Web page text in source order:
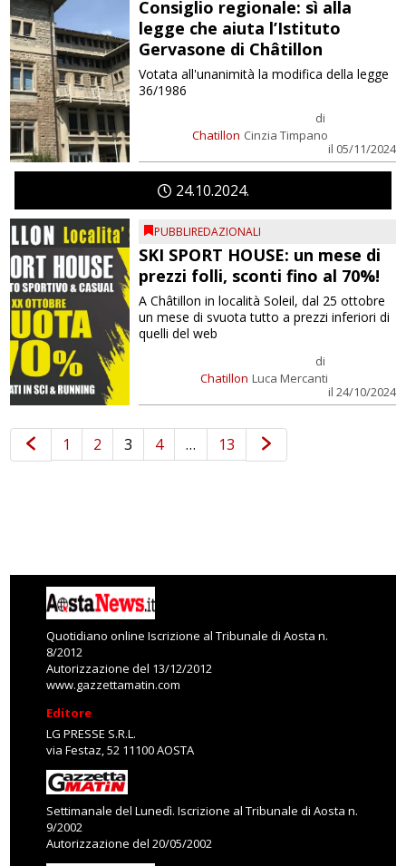
Consiglio regionale: sì alla
legge che aiuta l’Istituto
Gervasone di Châtillon
Chatillon
di
Cinzia Timpano
il 05/11/2024
Votata all'unanimità la modifica della legge
36/1986
24 10 2024
PUBBLIREDAZIONALI
SKI SPORT HOUSE: un mese di
prezzi folli, sconti fino al 70%!
Chatillon
di
Luca Mercanti
il 24/10/2024
A Châtillon in località Soleil, dal 25 ottobre
un mese di svuota tutto a prezzi inferiori di
quelli del web
1 2 3 4 … 13
Quotidiano online Iscrizione al Tribunale di Aosta n.
8/2012
Autorizzazione del 13/12/2012
www.gazzettamatin.com
Editore
LG PRESSE S.R.L.
via Festaz, 52 11100 AOSTA
Settimanale del Lunedì. Iscrizione al Tribunale di Aosta n.
9/2002
Autorizzazione del 20/05/2002